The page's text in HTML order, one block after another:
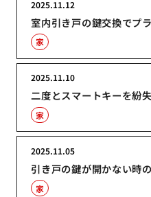
室内引き戸の鍵交換でプ
2025.11.12
家
二度とスマートキーを紛
2025.11.10
家
引き戸の鍵が開かない時
2025.11.05
家